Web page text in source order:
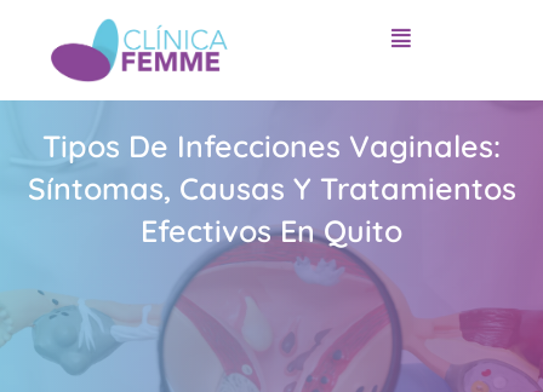
contenido
Tipos De Infecciones Vaginales:
Síntomas, Causas Y Tratamientos
Efectivos En Quito